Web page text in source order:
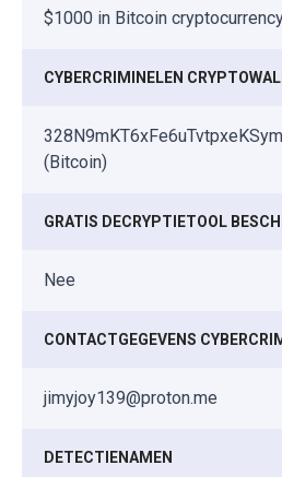
$1000 in Bitcoin
CYBERCRIMINELEN
(Bitcoin)
GRATIS DECRYPTIETOOL
Nee
CONTACTGEGEVENS
jimyjoy139@proton.me
DETECTIENAMEN